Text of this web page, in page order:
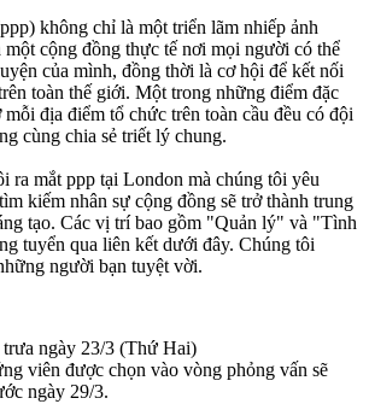
không chỉ là một triển lãm nhiếp ảnh
cộng đồng thực tế nơi mọi người có thể
của mình, đồng thời là cơ hội để kết nối
toàn thế giới. Một trong những điểm đặc
địa điểm tổ chức trên toàn cầu đều có đội
cùng chia sẻ triết lý chung.
ra mắt ppp tại London mà chúng tôi yêu
kiếm nhân sự cộng đồng sẽ trở thành trung
tạo. Các vị trí bao gồm "Quản lý" và "Tình
tuyển qua liên kết dưới đây. Chúng tôi
người bạn tuyệt vời.
ngày 23/3 (Thứ Hai)
viên được chọn vào vòng phỏng vấn sẽ
ngày 29/3.